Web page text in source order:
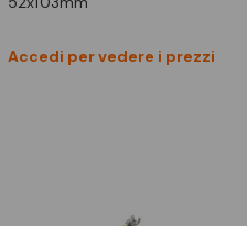
Accedi per vedere i prezzi
Vedi prodotto
Confronta